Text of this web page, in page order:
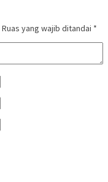
Ruas yang wajib ditandai *